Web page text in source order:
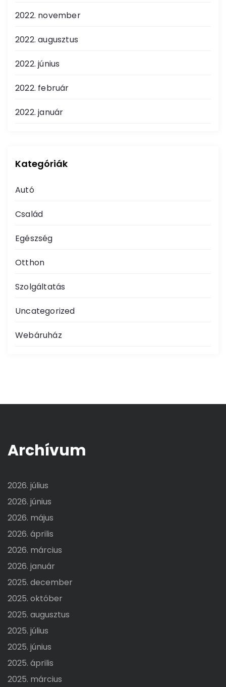
2022. november
2022. augusztus
2022. június
2022. február
2022. január
Kategóriák
Autó
Család
Egészség
Otthon
Szolgáltatás
Uncategorized
Webáruház
Archívum
2026. július
2026. június
2026. május
2026. április
2026. március
2026. január
2025. december
2025. október
2025. augusztus
2025. július
2025. június
2025. április
2025. március